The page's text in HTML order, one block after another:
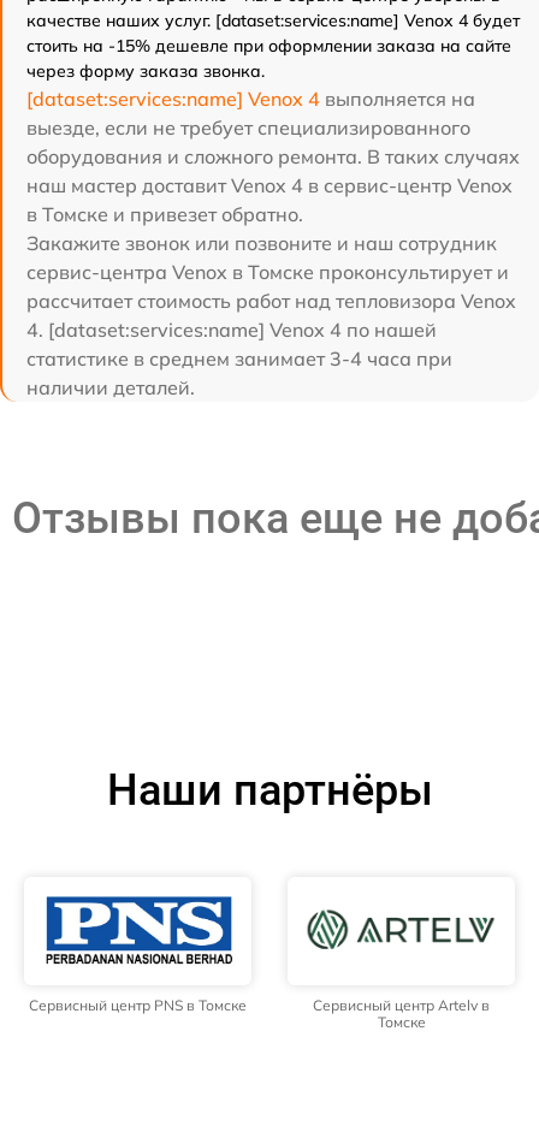
качестве наших услуг. [dataset:services:name] Venox 4 будет
стоить на -15% дешевле при оформлении заказа на сайте
через форму заказа звонка.
[dataset:services:name] Venox 4 выполняется на
выезде, если не требует специализированного
оборудования и сложного ремонта. В таких случаях
наш мастер доставит Venox 4 в сервис-центр Venox
в Томске и привезет обратно.
Закажите звонок или позвоните и наш сотрудник
сервис-центра Venox в Томске проконсультирует и
рассчитает стоимость работ над тепловизора Venox
4. [dataset:services:name] Venox 4 по нашей
статистике в среднем занимает 3-4 часа при
наличии деталей.
Отзывы пока еще не
Наши партнёры
Сервисный центр PNS в Томске
Сервисный центр Artelv в
Томске